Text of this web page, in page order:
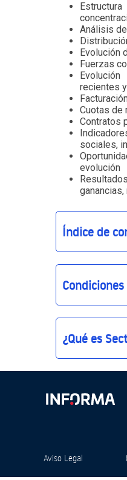
Análisis
Evolución
Fuerzas
recientes
Cuotas de
Contratos
sociales,
evolución
Índice de
¿Qué es
Aviso Legal